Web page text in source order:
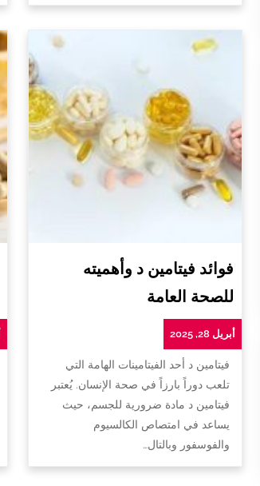
فوائد فيتامين د وأهميته
للصحة العامة
أبريل 28, 2025
فيتامين د أحد الفيتامينات الهامة التي
تلعب دوراً بارزاً في صحة الإنسان. يُعتبر
فيتامين د مادة ضرورية للجسم، حيث
يساعد في امتصاص الكالسيوم
والفوسفور وبالتال…